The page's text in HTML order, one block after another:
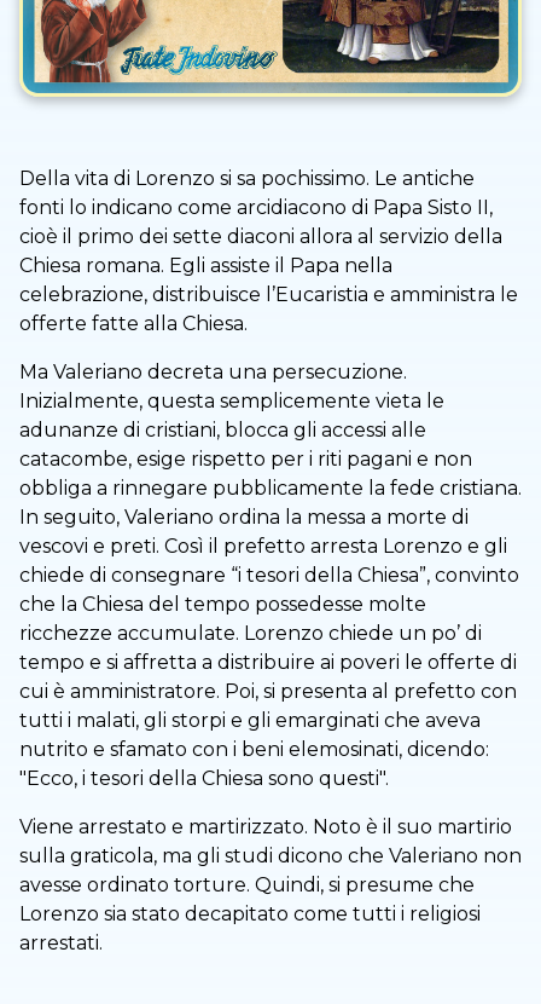
Della vita di Lorenzo si sa pochissimo. Le antiche
fonti lo indicano come arcidiacono di Papa Sisto II,
cioè il primo dei sette diaconi allora al servizio della
Chiesa romana. Egli assiste il Papa nella
celebrazione, distribuisce l’Eucaristia e amministra le
offerte fatte alla Chiesa.
Ma Valeriano decreta una persecuzione.
Inizialmente, questa semplicemente vieta le
adunanze di cristiani, blocca gli accessi alle
catacombe, esige rispetto per i riti pagani e non
obbliga a rinnegare pubblicamente la fede cristiana.
In seguito, Valeriano ordina la messa a morte di
vescovi e preti. Così il prefetto arresta Lorenzo e gli
chiede di consegnare “i tesori della Chiesa”, convinto
che la Chiesa del tempo possedesse molte
ricchezze accumulate. Lorenzo chiede un po’ di
tempo e si affretta a distribuire ai poveri le offerte di
cui è amministratore. Poi, si presenta al prefetto con
tutti i malati, gli storpi e gli emarginati che aveva
nutrito e sfamato con i beni elemosinati, dicendo:
"Ecco, i tesori della Chiesa sono questi".
Viene arrestato e martirizzato. Noto è il suo martirio
sulla graticola, ma gli studi dicono che Valeriano non
avesse ordinato torture. Quindi, si presume che
Lorenzo sia stato decapitato come tutti i religiosi
arrestati.